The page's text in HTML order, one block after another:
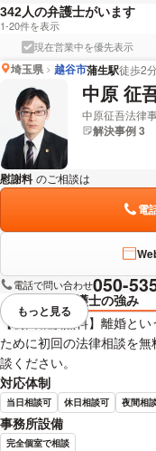
342人の弁護士がいます
1-20件を表示
現在営業中を優先表示
埼玉県 越谷市蒲生駅徒歩2
中原 征
中原征吾法律
解決事例 3
慰謝料 のご相談は
電
電話で問い合わせ050-
弁護士の強み
【初回相談無料】離婚と
ために初回の法律相談を
談ください。
対応体制
当日相談可 休日相談可 夜間相
事務所設備
完全個室で相談
視覚的に省略されてい
もっと見る